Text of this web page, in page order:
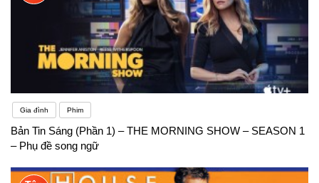
Gia đình Phim
Bản Tin Sáng (Phần 1) – THE MORNING SHOW – SEASON 1
– Phụ đề song ngữ